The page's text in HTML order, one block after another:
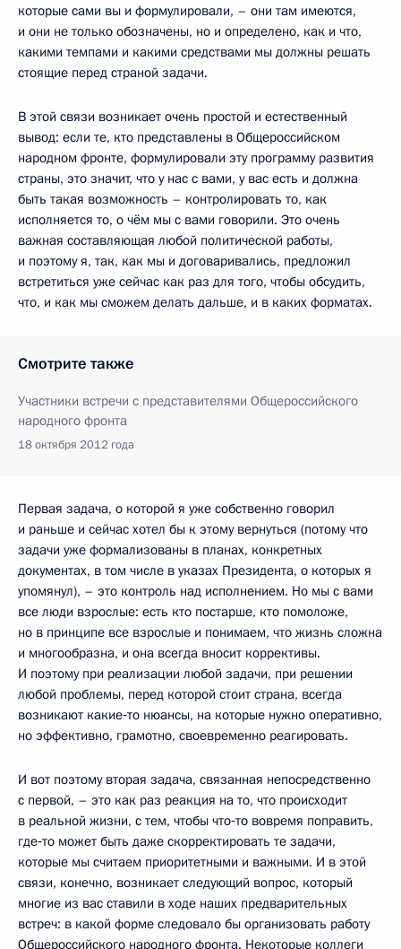
которые сами вы и формулировали, – они там имеются,
и они не только обозначены, но и определено, как и что,
какими темпами и какими средствами мы должны решать
стоящие перед страной задачи.
В этой связи возникает очень простой и естественный
вывод: если те, кто представлены в Общероссийском
народном фронте, формулировали эту программу развития
страны, это значит, что у нас с вами, у вас есть и должна
быть такая возможность – контролировать то, как
исполняется то, о чём мы с вами говорили. Это очень
важная составляющая любой политической работы,
и поэтому я, так, как мы и договаривались, предложил
встретиться уже сейчас как раз для того, чтобы обсудить,
что, и как мы сможем делать дальше, и в каких форматах.
Смотрите также
Участники встречи с представителями Общероссийского
народного фронта
18 октября 2012 года
Первая задача, о которой я уже собственно говорил
и раньше и сейчас хотел бы к этому вернуться (потому что
задачи уже формализованы в планах, конкретных
документах, в том числе в указах Президента, о которых я
упомянул), – это контроль над исполнением. Но мы с вами
все люди взрослые: есть кто постарше, кто помоложе,
но в принципе все взрослые и понимаем, что жизнь сложна
и многообразна, и она всегда вносит коррективы.
И поэтому при реализации любой задачи, при решении
любой проблемы, перед которой стоит страна, всегда
возникают какие‑то нюансы, на которые нужно оперативно,
но эффективно, грамотно, своевременно реагировать.
И вот поэтому вторая задача, связанная непосредственно
с первой, – это как раз реакция на то, что происходит
в реальной жизни, с тем, чтобы что‑то вовремя поправить,
где‑то может быть даже скорректировать те задачи,
которые мы считаем приоритетными и важными. И в этой
связи, конечно, возникает следующий вопрос, который
многие из вас ставили в ходе наших предварительных
встреч: в какой форме следовало бы организовать работу
Общероссийского народного фронта. Некоторые коллеги